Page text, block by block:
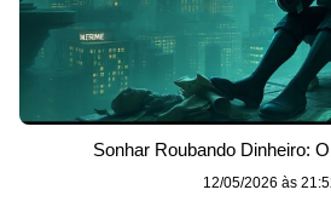
Sonhar Roubando Dinheiro:
12/05/2026 às